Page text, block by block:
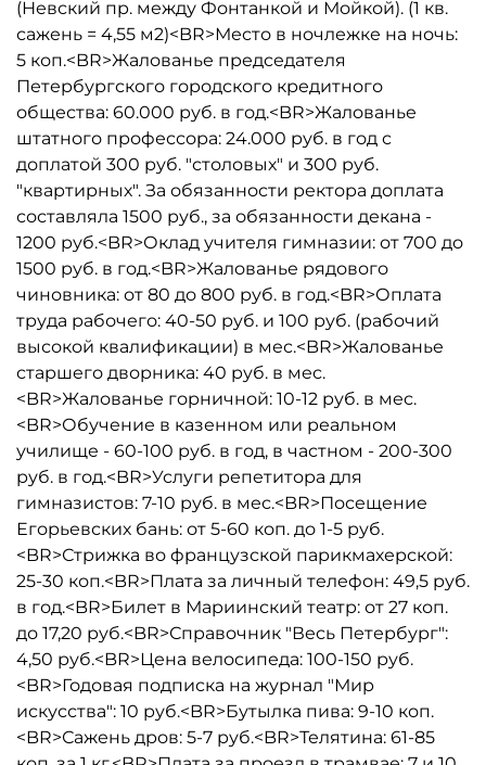
(Невский пр. между Фонтанкой и Мойкой). (1 кв.
сажень = 4,55 м2)<BR>Место в ночлежке на ночь:
5 коп.<BR>Жалованье председателя
Петербургского городского кредитного
общества: 60.000 руб. в год.<BR>Жалованье
штатного профессора: 24.000 руб. в год с
доплатой 300 руб. "столовых" и 300 руб.
"квартирных". За обязанности ректора доплата
составляла 1500 руб., за обязанности декана -
1200 руб.<BR>Оклад учителя гимназии: от 700 до
1500 руб. в год.<BR>Жалованье рядового
чиновника: от 80 до 800 руб. в год.<BR>Оплата
труда рабочего: 40-50 руб. и 100 руб. (рабочий
высокой квалификации) в мес.<BR>Жалованье
старшего дворника: 40 руб. в мес.
<BR>Жалованье горничной: 10-12 руб. в мес.
<BR>Обучение в казенном или реальном
училище - 60-100 руб. в год, в частном - 200-300
руб. в год.<BR>Услуги репетитора для
гимназистов: 7-10 руб. в мес.<BR>Посещение
Егорьевских бань: от 5-60 коп. до 1-5 руб.
<BR>Стрижка во французской парикмахерской:
25-30 коп.<BR>Плата за личный телефон: 49,5 руб.
в год.<BR>Билет в Мариинский театр: от 27 коп.
до 17,20 руб.<BR>Справочник "Весь Петербург":
4,50 руб.<BR>Цена велосипеда: 100-150 руб.
<BR>Годовая подписка на журнал "Мир
искусства": 10 руб.<BR>Бутылка пива: 9-10 коп.
<BR>Сажень дров: 5-7 руб.<BR>Телятина: 61-85